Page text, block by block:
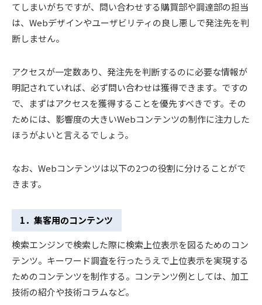
てしまいがちですが、問い合わせする購買部や調達部の担当
は、Webデザインやユーザビリティの良し悪しで発注先を判
断しません。
アクセスが一定数あり、発注先を判断するのに必要な情報が
明記されていれば、必ず問い合わせは獲得できます。ですの
で、まずはアクセスを獲得することを優先すべきです。その
ためには、影響度の大きいWebコンテンツの制作に注力した
ほうがよいと言えるでしょう。
なお、Webコンテンツは以下の2つの役割に分けることがで
きます。
1．集客用のコンテンツ
検索エンジンで検索した際に検索上位表示を図るためのコン
テンツ。キーワード調査を行ったうえで上位表示を実現する
ためのコンテンツを制作する。コンテンツ例としては、加工
技術の紹介や技術コラムなど。